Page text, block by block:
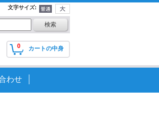
文字サイズ:
0 カートの中身
わせ